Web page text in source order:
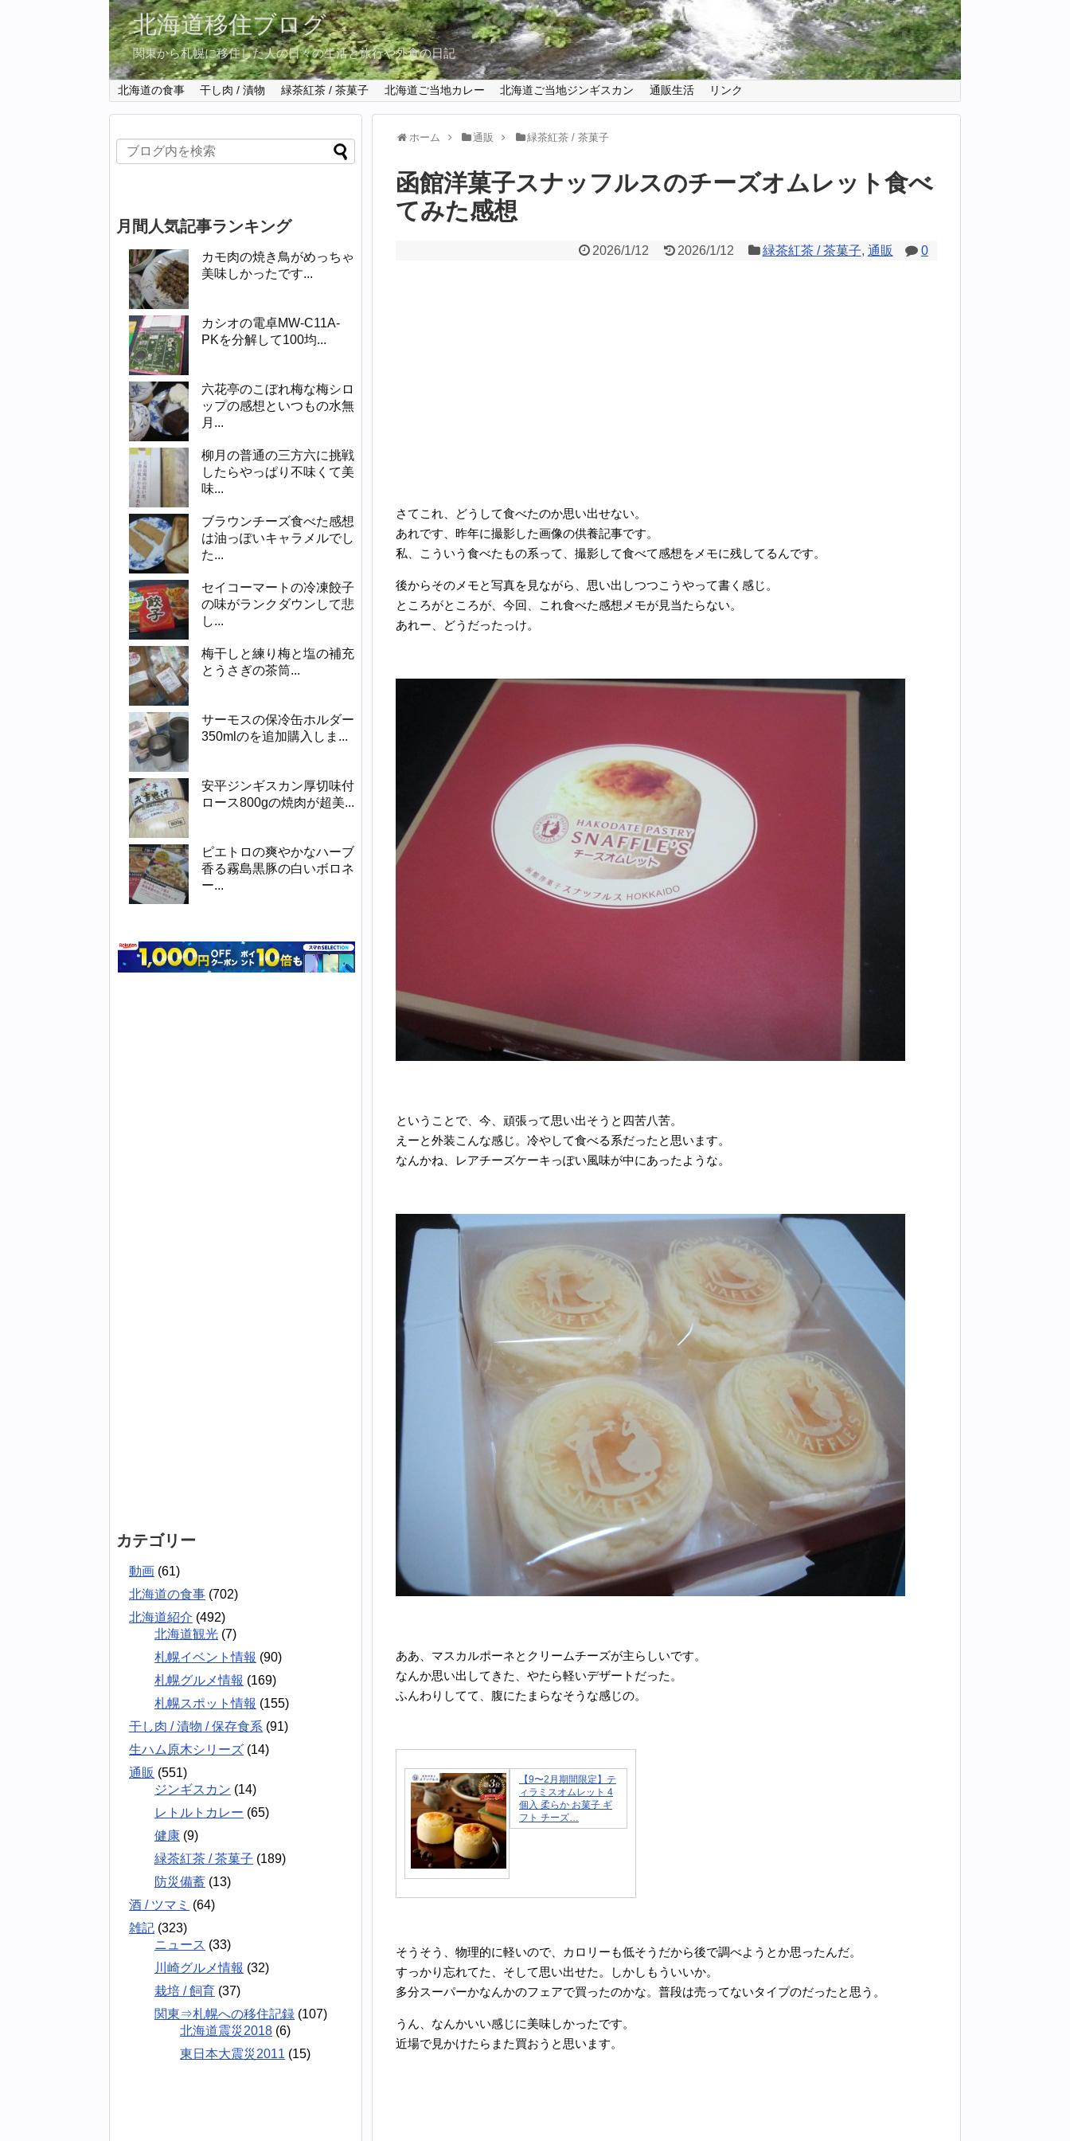
北海道移住ブログ
関東から札幌に移住した人の日々の生活と旅行や外食の日記
北海道の食事 干し肉 / 漬物 緑茶紅茶 / 茶菓子 北海道ご当地カレー 北海道ご当地ジンギスカン 通販生活 リンク
ホーム 通販 緑茶紅茶 / 茶菓子
函館洋菓子スナッフルスのチーズオムレット食べ
てみた感想
2026/1/12 2026/1/12 緑茶紅茶 / 茶菓子, 通販 0
さてこれ、どうして食べたのか思い出せない。
あれです、昨年に撮影した画像の供養記事です。
私、こういう食べたもの系って、撮影して食べて感想をメモに残してるんです。
後からそのメモと写真を見ながら、思い出しつつこうやって書く感じ。
ところがところが、今回、これ食べた感想メモが見当たらない。
あれー、どうだったっけ。
ということで、今、頑張って思い出そうと四苦八苦。
えーと外装こんな感じ。冷やして食べる系だったと思います。
なんかね、レアチーズケーキっぽい風味が中にあったような。
ああ、マスカルポーネとクリームチーズが主らしいです。
なんか思い出してきた、やたら軽いデザートだった。
ふんわりしてて、腹にたまらなそうな感じの。
【9〜2月期間限定】テ
ィラミスオムレット 4
個入 柔らか お菓子 ギ
フト チーズ…
そうそう、物理的に軽いので、カロリーも低そうだから後で調べようとか思ったんだ。
すっかり忘れてた、そして思い出せた。しかしもういいか。
多分スーパーかなんかのフェアで買ったのかな。普段は売ってないタイプのだったと思う。
うん、なんかいい感じに美味しかったです。
近場で見かけたらまた買おうと思います。
月間人気記事ランキング
カモ肉の焼き鳥がめっちゃ
美味しかったです...
カシオの電卓MW-C11A-
PKを分解して100均...
六花亭のこぼれ梅な梅シロ
ップの感想といつもの水無
月...
柳月の普通の三方六に挑戦
したらやっぱり不味くて美
味...
ブラウンチーズ食べた感想
は油っぽいキャラメルでし
た...
セイコーマートの冷凍餃子
の味がランクダウンして悲
し...
梅干しと練り梅と塩の補充
とうさぎの茶筒...
サーモスの保冷缶ホルダー
350mlのを追加購入しま...
安平ジンギスカン厚切味付
ロース800gの焼肉が超美...
ピエトロの爽やかなハーブ
香る霧島黒豚の白いボロネ
ー...
カテゴリー
動画 (61)
北海道の食事 (702)
北海道紹介 (492)
北海道観光 (7)
札幌イベント情報 (90)
札幌グルメ情報 (169)
札幌スポット情報 (155)
干し肉 / 漬物 / 保存食系 (91)
生ハム原木シリーズ (14)
通販 (551)
ジンギスカン (14)
レトルトカレー (65)
健康 (9)
緑茶紅茶 / 茶菓子 (189)
防災備蓄 (13)
酒 / ツマミ (64)
雑記 (323)
ニュース (33)
川崎グルメ情報 (32)
栽培 / 飼育 (37)
関東⇒札幌への移住記録 (107)
北海道震災2018 (6)
東日本大震災2011 (15)